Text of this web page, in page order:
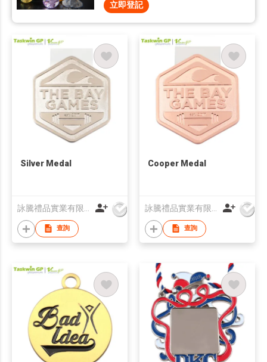
立即登記
Silver Medal
查詢
Cooper Medal
查詢